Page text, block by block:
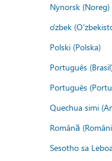
Nynorsk (Noreg)
o'zbek
Polski (Polska)
Português
Português
Quechua simi
Română
Sesotho sa